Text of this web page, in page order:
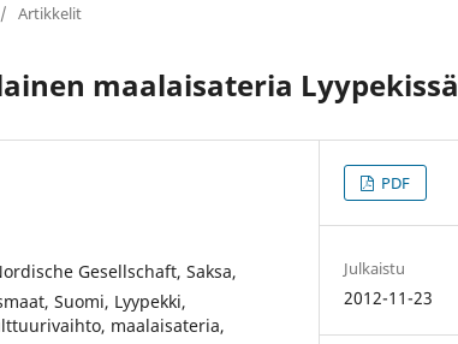
/ Artikkelit
maalaisateria Lyypekissä
Gesellschaft, Saksa,
Suomi, Lyypekki,
maalaisateria,
PDF
Julkaistu
2012-11-23